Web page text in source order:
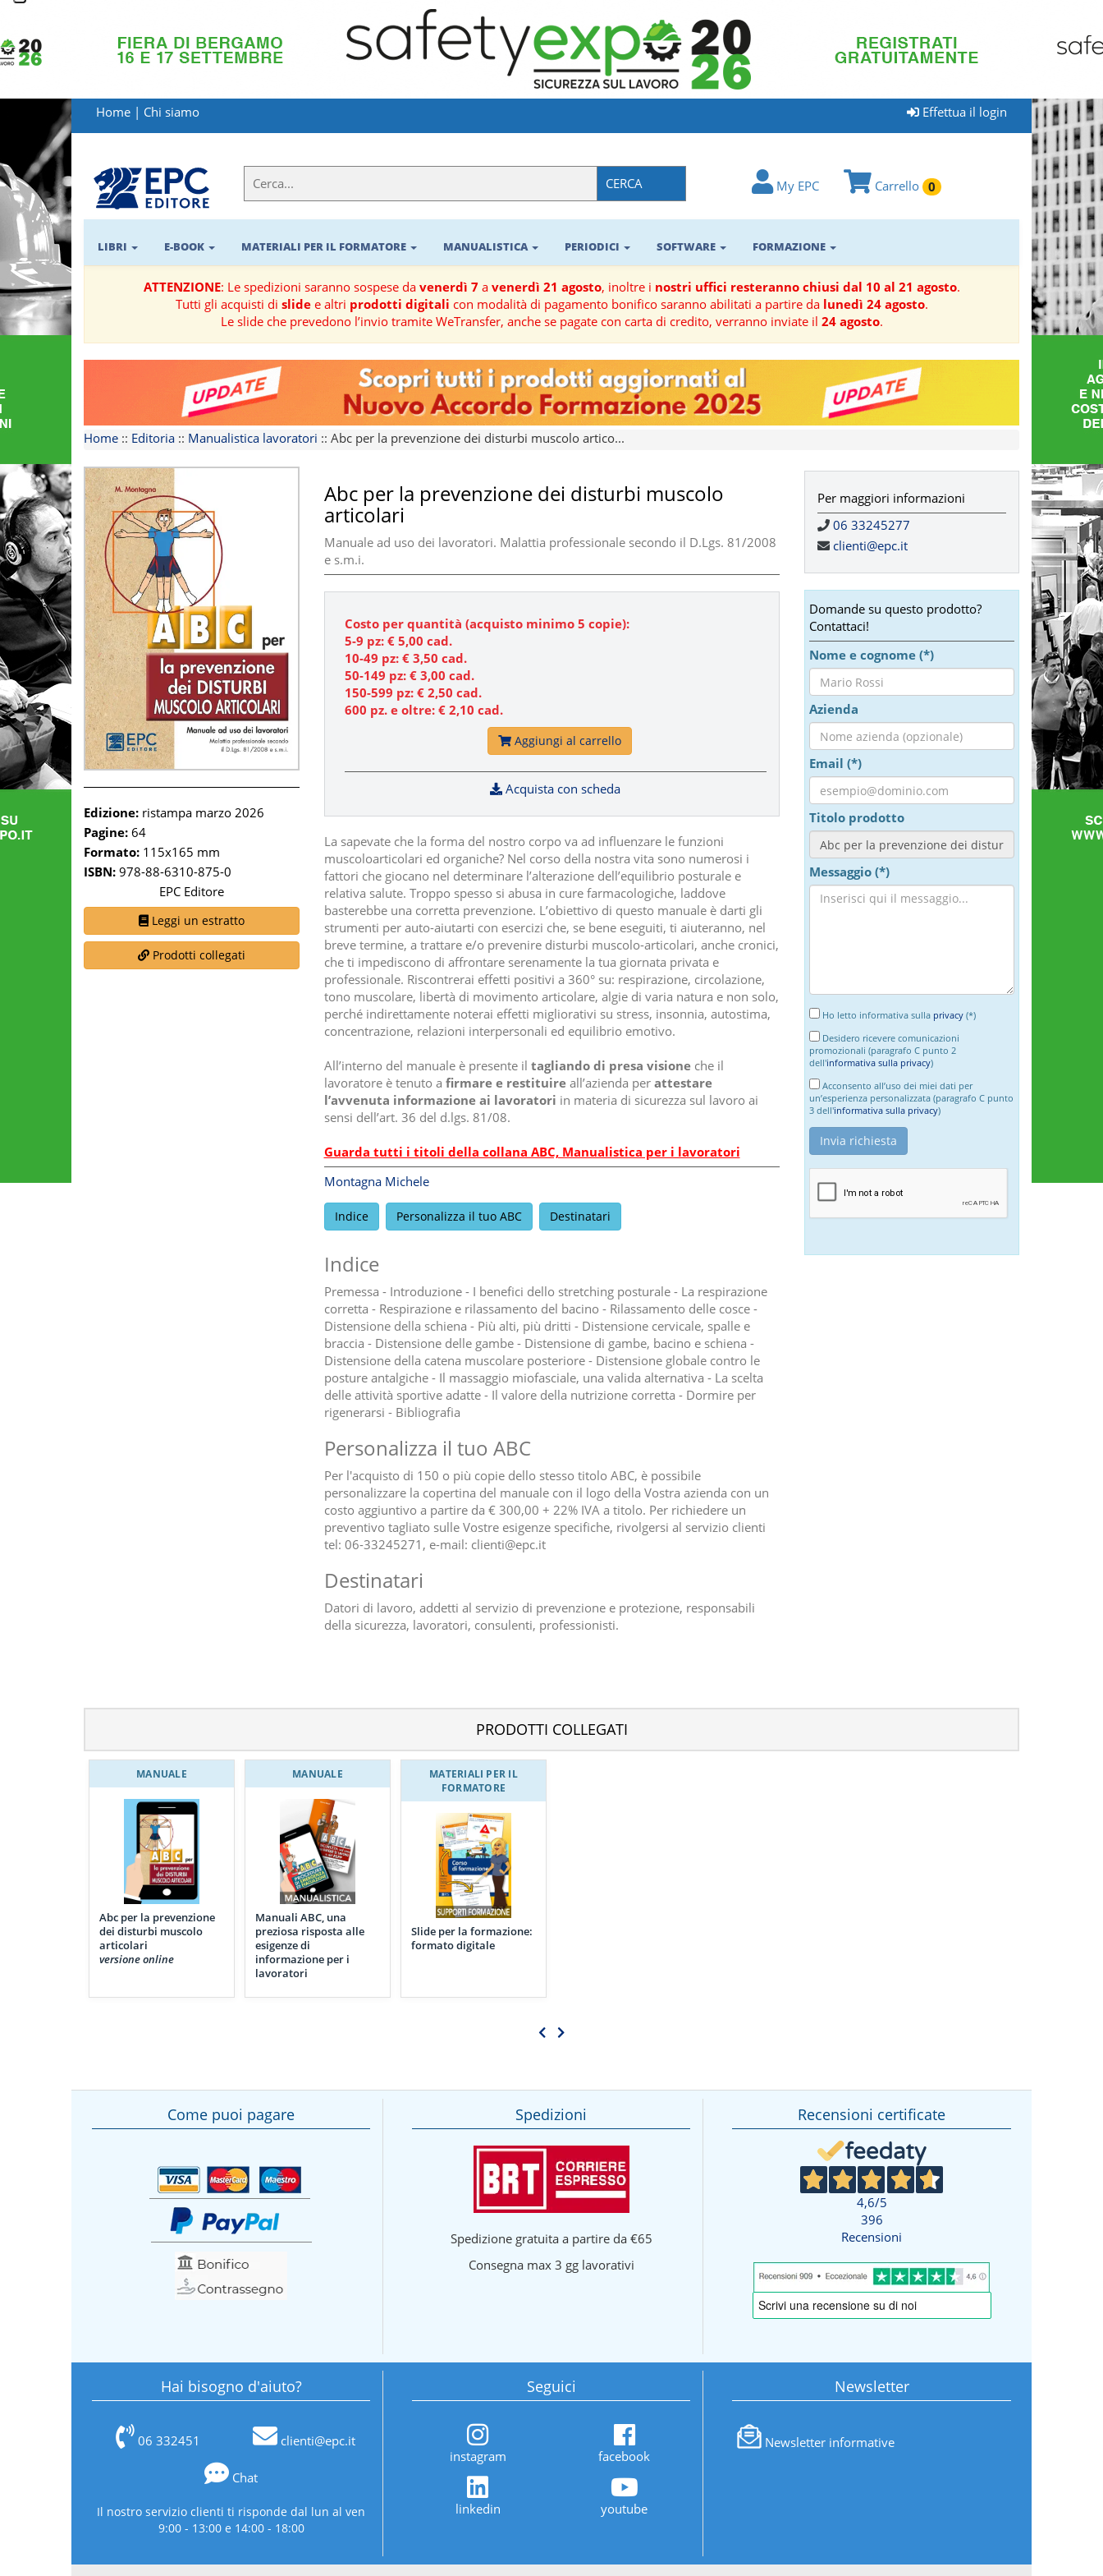
LIBRI
MATERIALI
PER
IL
FORMATORE
E-
BOOK
RIVISTE
MANUALISTICA
SOFTWARE
TEMATICHE
Home | Chi siamo Effettua il login
CERCA My EPC Carrello 0
LIBRI E-BOOK MATERIALI PER IL FORMATORE MANUALISTICA PERIODICI SOFTWARE FORMAZIONE
ATTENZIONE: Le spedizioni saranno sospese da venerdì 7a venerdì 21 agosto, inoltre i nostri uffici resteranno chiusi dal 10 al 21 agosto.
Tutti gli acquisti di slidee altri prodotti digitali con modalità di pagamento bonifico saranno abilitati a partire da lunedì 24 agosto.
Le slide che prevedono l’invio tramite WeTransfer, anche se pagate con carta di credito, verranno inviate il 24 agosto.
Home :: Editoria :: Manualistica lavoratori :: Abc per la prevenzione dei disturbi muscolo artico...
Edizione: ristampa marzo 2026
Pagine: 64
Formato: 115x165 mm
ISBN: 978-88-6310-875-0
EPC Editore
Leggi un estratto
Prodotti collegati
Abc per la prevenzione dei disturbi muscolo
articolari
Manuale ad uso dei lavoratori. Malattia professionale secondo il D.Lgs. 81/2008
e s.m.i.
Costo per quantità (acquisto minimo 5 copie):
5-9 pz: € 5,00 cad.
10-49 pz: € 3,50 cad.
50-149 pz: € 3,00 cad.
150-599 pz: € 2,50 cad.
600 pz. e oltre: € 2,10 cad.
Aggiungi al carrello
Acquista con scheda
La sapevate che la forma del nostro corpo va ad influenzare le funzioni
muscoloarticolari ed organiche? Nel corso della nostra vita sono numerosi i
fattori che giocano nel determinare l’alterazione dell’equilibrio posturale e
relativa salute. Troppo spesso si abusa in cure farmacologiche, laddove
basterebbe una corretta prevenzione. L’obiettivo di questo manuale è darti gli
strumenti per auto-aiutarti con esercizi che, se bene eseguiti, ti aiuteranno, nel
breve termine, a trattare e/o prevenire disturbi muscolo-articolari, anche cronici,
che ti impediscono di affrontare serenamente la tua giornata privata e
professionale. Riscontrerai effetti positivi a 360° su: respirazione, circolazione,
tono muscolare, libertà di movimento articolare, algie di varia natura e non solo,
perché indirettamente noterai effetti migliorativi su stress, insonnia, autostima,
concentrazione, relazioni interpersonali ed equilibrio emotivo.
All’interno del manuale è presente il tagliando di presa visioneche il
lavoratore è tenuto a firmare e restituireall’azienda per attestare
l’avvenuta informazione ai lavoratori in materia di sicurezza sul lavoro ai
sensi dell’art. 36 del d.lgs. 81/08.
Guarda tutti i titoli della collana ABC, Manualistica per i lavoratori
Montagna Michele
Indice Personalizza il tuo ABC Destinatari
Indice
Premessa - Introduzione - I benefici dello stretching posturale - La respirazione
corretta - Respirazione e rilassamento del bacino - Rilassamento delle cosce -
Distensione della schiena - Più alti, più dritti - Distensione cervicale, spalle e
braccia - Distensione delle gambe - Distensione di gambe, bacino e schiena -
Distensione della catena muscolare posteriore - Distensione globale contro le
posture antalgiche - Il massaggio miofasciale, una valida alternativa - La scelta
delle attività sportive adatte - Il valore della nutrizione corretta - Dormire per
rigenerarsi - Bibliografia
Personalizza il tuo ABC
Per l'acquisto di 150 o più copie dello stesso titolo ABC, è possibile
personalizzare la copertina del manuale con il logo della Vostra azienda con un
costo aggiuntivo a partire da € 300,00 + 22% IVA a titolo. Per richiedere un
preventivo tagliato sulle Vostre esigenze specifiche, rivolgersi al servizio clienti
tel: 06-33245271, e-mail: clienti@epc.it
Destinatari
Datori di lavoro, addetti al servizio di prevenzione e protezione, responsabili
della sicurezza, lavoratori, consulenti, professionisti.
Per maggiori informazioni
06 33245277
clienti@epc.it
Domande su questo prodotto?
Contattaci!
Nome e cognome (*)
Azienda
Email (*)
Titolo prodotto
Messaggio (*)
Ho letto informativa sulla privacy(*)
Desidero ricevere comunicazioni
promozionali (paragrafo C punto 2
dell'informativa sulla privacy)
Acconsento all’uso dei miei dati per
un’esperienza personalizzata (paragrafo C punto
3 dell'informativa sulla privacy)
PRODOTTI COLLEGATI
MANUALE
Abc per la prevenzione
dei disturbi muscolo
articolari
versione online
MANUALE
Manuali ABC, una
preziosa risposta alle
esigenze di
informazione per i
lavoratori
MATERIALI PER IL
FORMATORE
Slide per la formazione:
formato digitale
Come puoi pagare Spedizioni
Spedizione gratuita a partire da €65
Consegna max 3 gg lavorativi
Recensioni certificate
4,6/5
396
Recensioni
Hai bisogno d'aiuto?
06 332451 clienti@epc.it
Chat
Il nostro servizio clienti ti risponde dal lun al ven
9:00 - 13:00 e 14:00 - 18:00
Seguici
instagram facebook
linkedin youtube
Newsletter
Newsletter informative